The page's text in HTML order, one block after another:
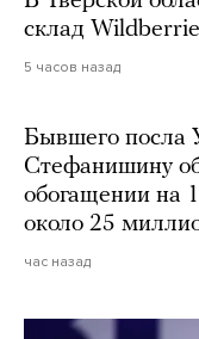
склад
5 часов назад
Бывшего
Стефанишину
обогащении на
около 25
час назад